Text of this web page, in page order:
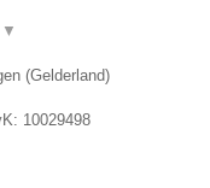
▼
(Gelderland)
10029498